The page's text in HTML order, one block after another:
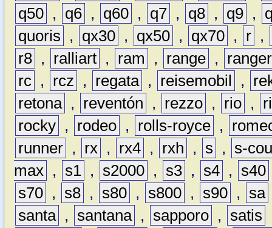
q50 , q6 , q60 , q7 , q8 , q9 ,
quoris
, qx30 , qx50 , qx70 , r ,
r8 , ralliart , ram , range ,
ranger
rc , rcz , regata , reisemobil ,
retona , reventón , rezzo , rio ,
rocky , rodeo , rolls-royce ,
runner , rx , rx4 , rxh , s ,
s-
max , s1 , s2000 , s3 , s4 , s40
s70 , s8 , s80 , s800 , s90 , sa
santa , santana , sapporo , satis